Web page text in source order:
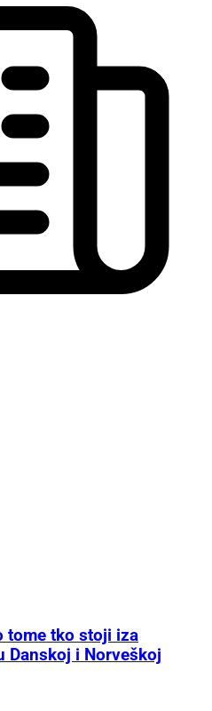
tome tko stoji iza
Danskoj i Norveškoj